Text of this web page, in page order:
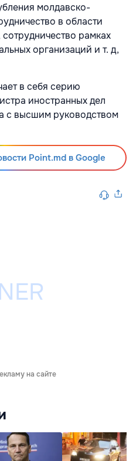
молдавско-
в области
рамках
организаций и т. д,
в себя серию
иностранных дел
с высшим руководством
Point.md в Google
на сайте